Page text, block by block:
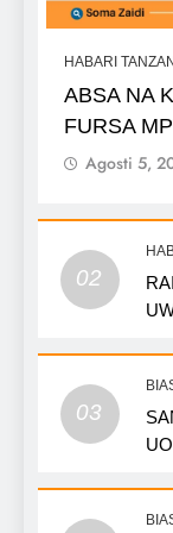
HABARI
ABSA NA
FURSA
Agosti 5,
02
03